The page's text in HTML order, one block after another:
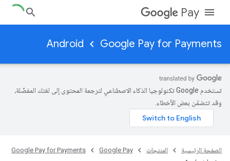
Pay
Google Pay for Payments
Android
تستخدم Google تكنولوجيا الذكاء الاصطناعي لترجمة المحتوى إلى لغتك المفضّلة،
وقد تتضمّن بعض الأخطاء.
الصفحة الرئيسية المنتجات Google Pay
Google Pay for Payments